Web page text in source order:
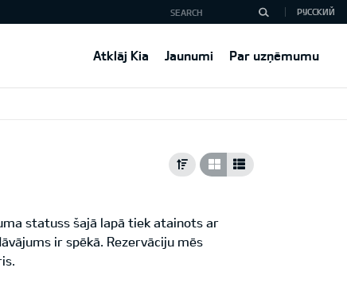
Atklāj Kia Jaunumi Par uzņēmumu
РУССКИЙ
statuss šajā lapā tiek atainots ar
ir spēkā. Rezervāciju mēs